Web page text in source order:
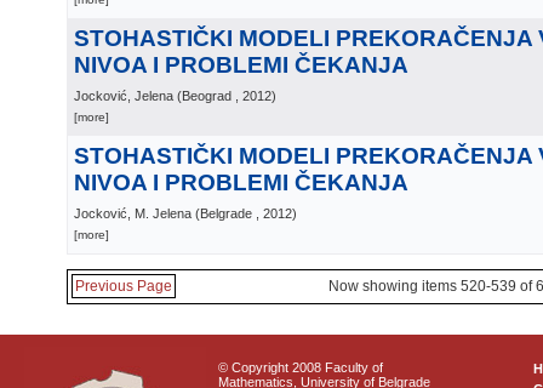
STOHASTIČKI MODELI PREKORAČENJA
NIVOA I PROBLEMI ČEKANJA
Jocković, Jelena (Beograd , 2012)
[more]
STOHASTIČKI MODELI PREKORAČENJA
NIVOA I PROBLEMI ČEKANJA
Jocković, M. Jelena (Belgrade , 2012)
[more]
Previous Page Now showing items 520-539 of
© Copyright 2008 Faculty of
Mathematics, University of Belgrade